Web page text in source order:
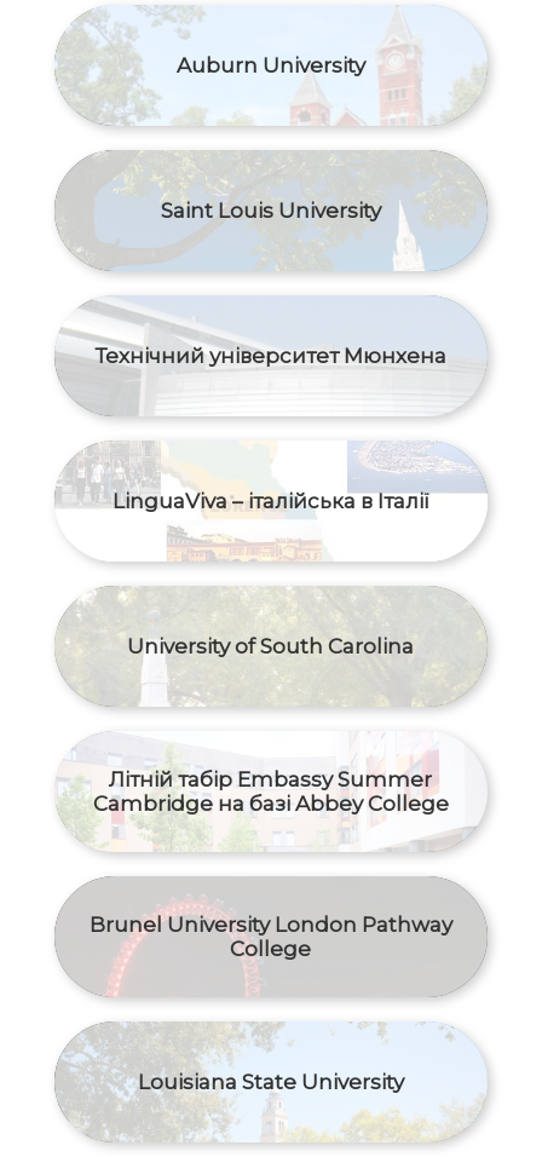
Auburn University
Saint Louis University
Технічний університет Мюнхена
LinguaViva – італійська в Італії
University of South Carolina
Літній табір Embassy Summer
Cambridge на базі Abbey College
Brunel University London Pathway
College
Louisiana State University